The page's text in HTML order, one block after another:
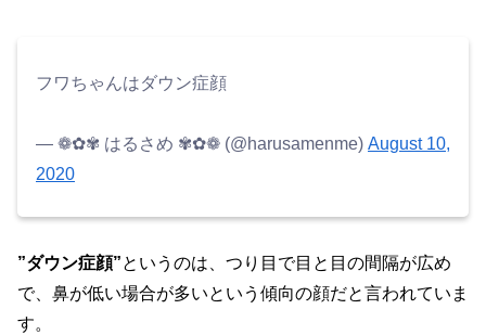
フワちゃんはダウン症顔
— ❁✿✾ はるさめ ✾✿❁︎ (@harusamenme) August 10,
2020
”ダウン症顔”というのは、つり目で目と目の間隔が広め
で、鼻が低い場合が多いという傾向の顔だと言われていま
す。